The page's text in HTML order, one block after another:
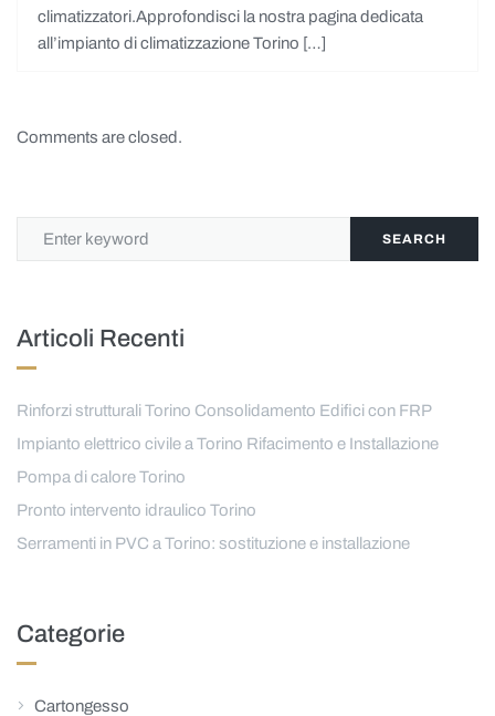
climatizzatori.Approfondisci la nostra pagina dedicata
all’impianto di climatizzazione Torino […]
Comments are closed.
SEARCH
Articoli Recenti
Rinforzi strutturali Torino Consolidamento Edifici con FRP
Impianto elettrico civile a Torino Rifacimento e Installazione
Pompa di calore Torino
Pronto intervento idraulico Torino
Serramenti in PVC a Torino: sostituzione e installazione
Categorie
Cartongesso